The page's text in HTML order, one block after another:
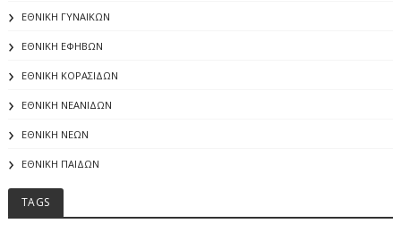
ΕΘΝΙΚΗ ΓΥΝΑΙΚΩΝ
ΕΘΝΙΚΗ ΕΦΗΒΩΝ
ΕΘΝΙΚΗ ΚΟΡΑΣΙΔΩΝ
ΕΘΝΙΚΗ ΝΕΑΝΙΔΩΝ
ΕΘΝΙΚΗ ΝΕΩΝ
ΕΘΝΙΚΗ ΠΑΙΔΩΝ
TAGS